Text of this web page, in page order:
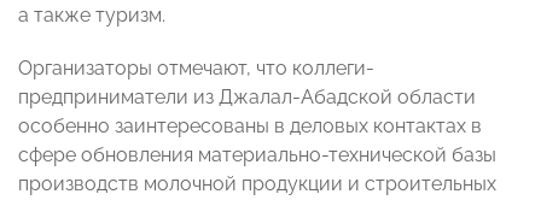
а также туризм.
Организаторы отмечают, что коллеги-
предприниматели из Джалал-Абадской области
особенно заинтересованы в деловых контактах в
сфере обновления материально-технической базы
производств молочной продукции и строительных